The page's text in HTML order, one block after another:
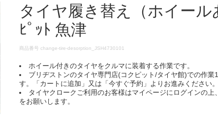
タイヤ履き替え（ホイール
ﾋﾟｯﾄ 魚津
DETAILS
商品番号change-tire-desorption_JSH4730101
ホイール付きのタイヤをクルマに装着する作業です。
ブリヂストンのタイヤ専門店(コクピット/タイヤ館)での作業
す。「カートに追加」又は「今すぐ予約」よりお進みください。
タイヤクロークご利用のお客様はマイページにログインの上
をお願いします。